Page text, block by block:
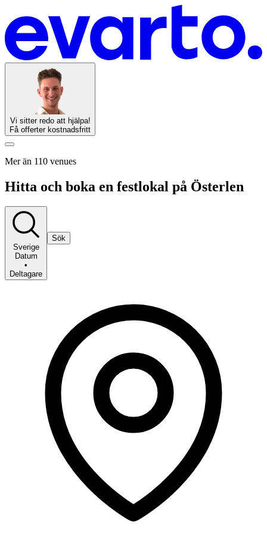
Vi sitter redo att hjälpa!
Få offerter kostnadsfritt
Mer än 110 venues
Hitta och boka en festlokal på Österlen
Sverige
Datum
•
Deltagare
Sök